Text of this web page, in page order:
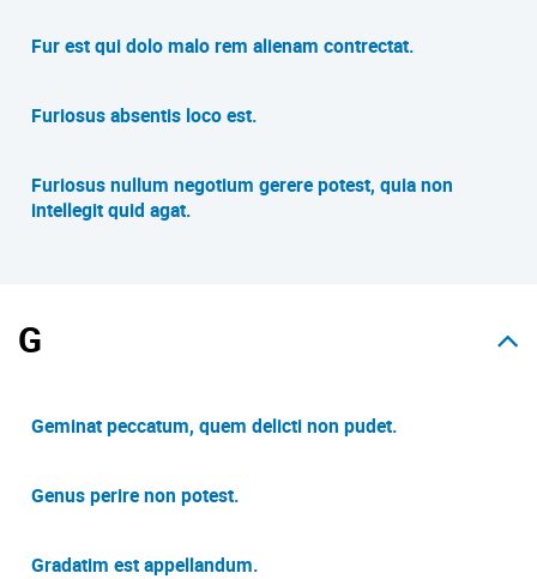
Fur est qui dolo malo rem alienam contrectat.
Furiosus absentis loco est.
Furiosus nullum negotium gerere potest, quia non
intellegit quid agat.
G
Geminat peccatum, quem delicti non pudet.
Genus perire non potest.
Gradatim est appellandum.